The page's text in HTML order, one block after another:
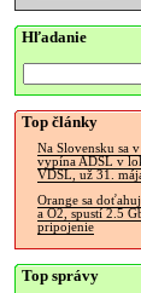
Hľadanie
Top články
Na Slovensku sa
vypína ADSL v
VDSL, už 31.
Orange sa
a O2, spustí 2.5
pripojenie
Top správy